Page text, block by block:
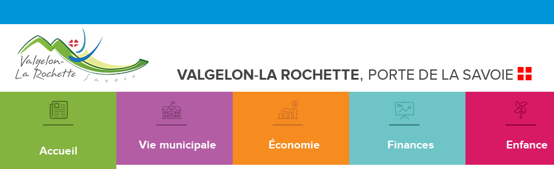
VALGELON-LA ROCHETTE, PORTE DE LA SAVOIE
Accueil Vie municipale Économie Finances Enfance